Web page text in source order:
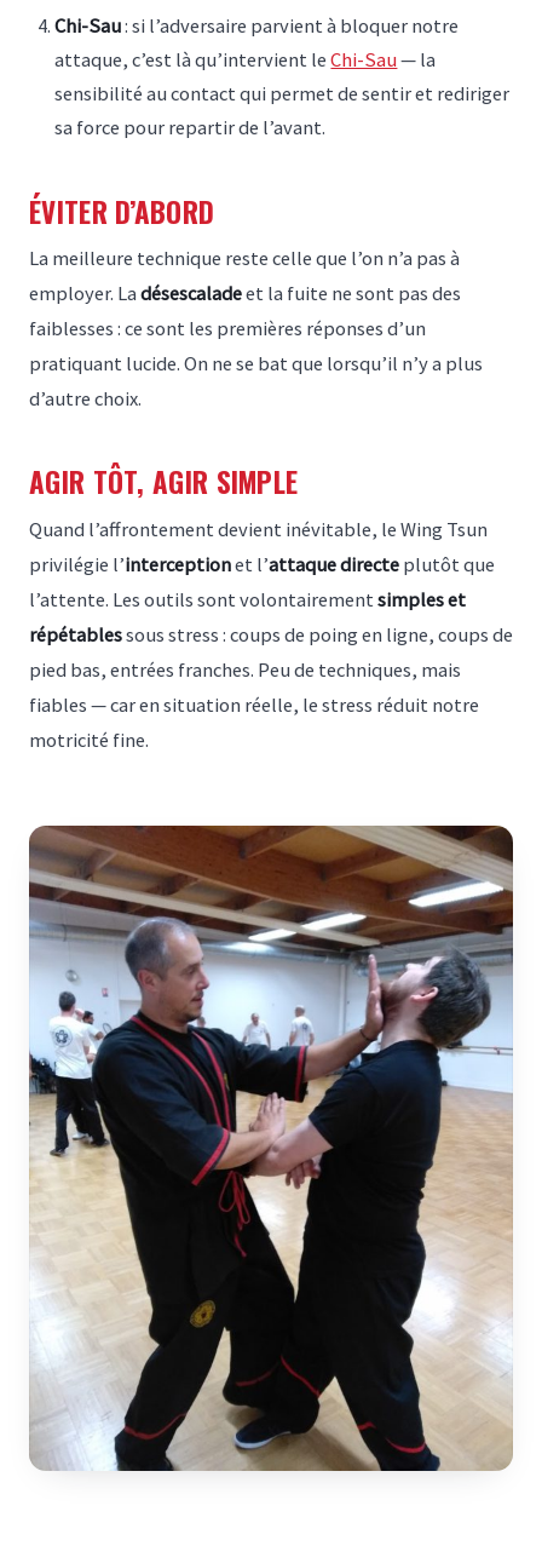
Chi-Sau: si l’adversaire parvient à bloquer notre
attaque, c’est là qu’intervient leChi-Sau— la
sensibilité au contact qui permet de sentir et rediriger
sa force pour repartir de l’avant.
ÉVITER D’ABORD
La meilleure technique reste celle que l’on n’a pas à
employer. Ladésescaladeet la fuite ne sont pas des
faiblesses : ce sont les premières réponses d’un
pratiquant lucide. On ne se bat que lorsqu’il n’y a plus
d’autre choix.
AGIR TÔT, AGIR SIMPLE
Quand l’affrontement devient inévitable, le Wing Tsun
privilégie l’interceptionet l’attaque directeplutôt que
l’attente. Les outils sont volontairementsimples et
répétablessous stress : coups de poing en ligne, coups de
pied bas, entrées franches. Peu de techniques, mais
fiables — car en situation réelle, le stress réduit notre
motricité fine.